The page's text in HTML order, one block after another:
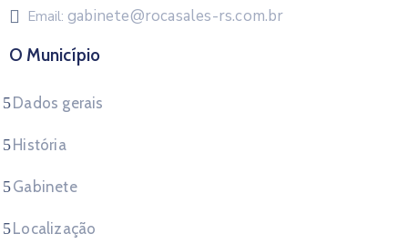
Email: gabinete@rocasales-rs.com.br
O Município
Dados gerais
História
Gabinete
Localização